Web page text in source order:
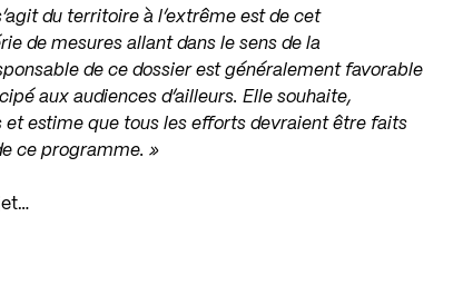
du territoire à l’extrême est de cet
de mesures allant dans le sens de la
de ce dossier est généralement favorable
aux audiences d’ailleurs. Elle souhaite,
estime que tous les efforts devraient être faits
ce programme. »